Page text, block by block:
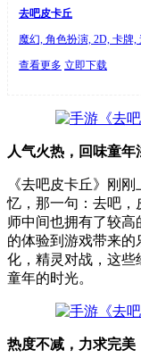
去吧皮卡丘
魔幻, 角色扮演, 2D, 卡牌,
查看更多 立即下载
人气火热，回味童年
《去吧皮卡丘》刚
忆，那一句：去吧，
师中间也拥有了较
的体验到游戏带来
化，精灵对战，这些
童年的时光。
热度不减，力求完美